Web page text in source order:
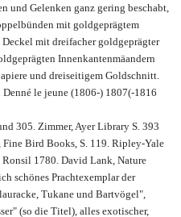
und Gelenken ganz gering beschabt,
mit goldgeprägtem
mit dreifacher goldgeprägter
Innenkantenmäandern
und dreiseitigem Goldschnitt.
le jeune (1806-) 1807(-1816
305. Zimmer, Ayer Library S. 393
Bird Books, S. 119. Ripley-Yale
1780. David Lank, Nature
schönes Prachtexemplar der
Tukane und Bartvögel",
(so die Titel), alles exotischer,